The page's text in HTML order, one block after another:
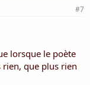
#7
lorsque le poète
que plus rien